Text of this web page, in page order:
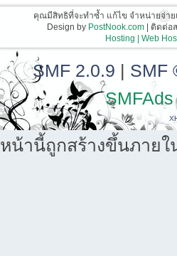
คุณมีสิทธิที่จะทำซ้ำ แก้ไข จำหน่ายจ่า
Design by PostNook.com| ติดต่อส
Hosting | Web
SMF 2.0.9 | SMF
SMFAds
หน้านี้ถูกสร้างขึ้นภายใ